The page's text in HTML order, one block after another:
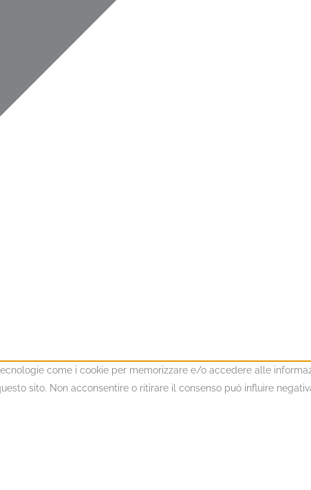
come i cookie per memorizzare e/o accedere alle
sito. Non acconsentire o ritirare il consenso può influire